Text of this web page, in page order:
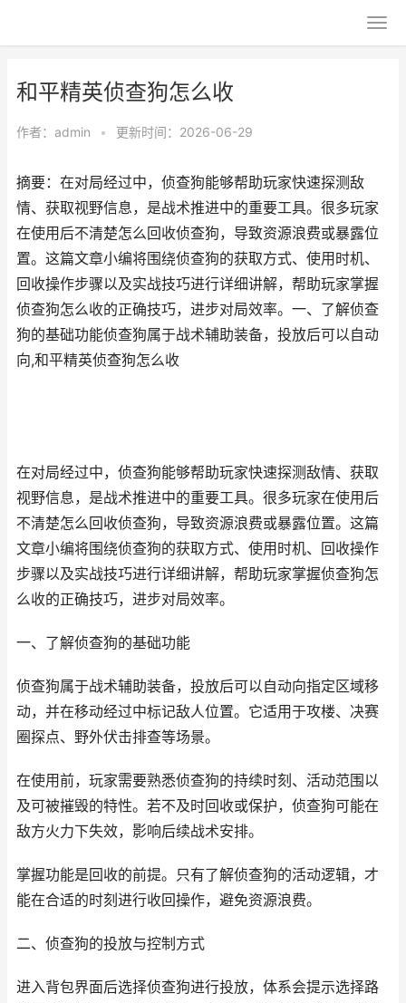
和平精英侦查狗怎么收
作者： admin • 更新时间：2026-06-29
摘要：在对局经过中，侦查狗能够帮助玩家快速探测敌
情、获取视野信息，是战术推进中的重要工具。很多玩家
在使用后不清楚怎么回收侦查狗，导致资源浪费或暴露位
置。这篇文章小编将围绕侦查狗的获取方式、使用时机、
回收操作步骤以及实战技巧进行详细讲解，帮助玩家掌握
侦查狗怎么收的正确技巧，进步对局效率。一、了解侦查
狗的基础功能侦查狗属于战术辅助装备，投放后可以自动
向,和平精英侦查狗怎么收
在对局经过中，侦查狗能够帮助玩家快速探测敌情、获取
视野信息，是战术推进中的重要工具。很多玩家在使用后
不清楚怎么回收侦查狗，导致资源浪费或暴露位置。这篇
文章小编将围绕侦查狗的获取方式、使用时机、回收操作
步骤以及实战技巧进行详细讲解，帮助玩家掌握侦查狗怎
么收的正确技巧，进步对局效率。
一、了解侦查狗的基础功能
侦查狗属于战术辅助装备，投放后可以自动向指定区域移
动，并在移动经过中标记敌人位置。它适用于攻楼、决赛
圈探点、野外伏击排查等场景。
在使用前，玩家需要熟悉侦查狗的持续时刻、活动范围以
及可被摧毁的特性。若不及时回收或保护，侦查狗可能在
敌方火力下失效，影响后续战术安排。
掌握功能是回收的前提。只有了解侦查狗的活动逻辑，才
能在合适的时刻进行收回操作，避免资源浪费。
二、侦查狗的投放与控制方式
进入背包界面后选择侦查狗进行投放，体系会提示选择路